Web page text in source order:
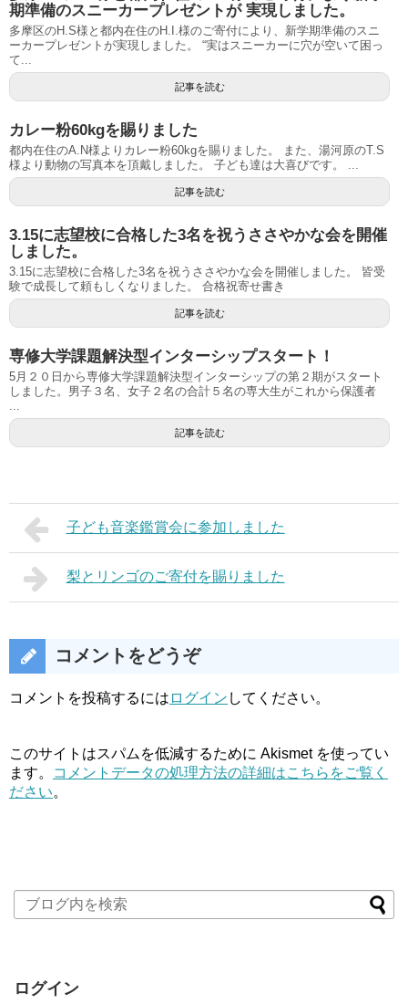
期準備のスニーカープレゼントが 実現しました。
多摩区のH.S様と都内在住のH.I.様のご寄付により、新学期準備のスニ
ーカープレゼントが実現しました。 “実はスニーカーに穴が空いて困っ
て...
記事を読む
カレー粉60kgを賜りました
都内在住のA.N様よりカレー粉60kgを賜りました。 また、湯河原のT.S
様より動物の写真本を頂戴しました。 子ども達は大喜びです。 ...
記事を読む
3.15に志望校に合格した3名を祝うささやかな会を開催
しました。
3.15に志望校に合格した3名を祝うささやかな会を開催しました。 皆受
験で成長して頼もしくなりました。 合格祝寄せ書き
記事を読む
専修大学課題解決型インターシップスタート！
5月２０日から専修大学課題解決型インターシップの第２期がスタート
しました。男子３名、女子２名の合計５名の専大生がこれから保護者
...
記事を読む
子ども音楽鑑賞会に参加しました
梨とリンゴのご寄付を賜りました
コメントをどうぞ
コメントを投稿するには ログイン してください。
このサイトはスパムを低減するために Akismet を使ってい
ます。
コメントデータの処理方法の詳細はこちらをご覧く
ださい。
ログイン